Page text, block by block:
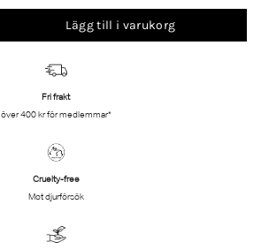
Lägg till i varukorg
Fri frakt
över 400 kr för medlemmar*
Cruelty-free
Mot djurförsök